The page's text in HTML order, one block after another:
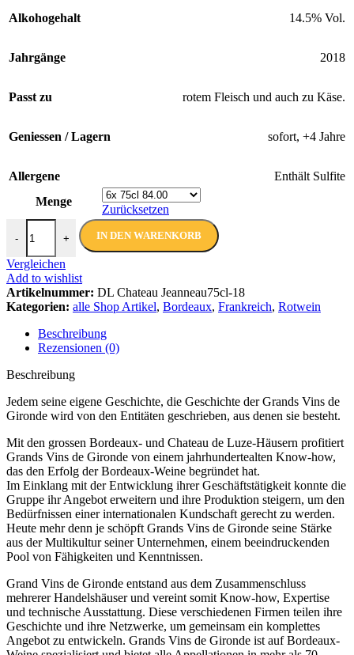
Alkohogehalt 14.5% Vol.
Jahrgänge 2018
Passt zu rotem Fleisch und auch zu Käse.
Geniessen / Lagern sofort, +4 Jahre
Allergene
Enthält Sulfite
Menge
Zurücksetzen
-
Château Jeanneau Rot ABC 2018 | De Luze | 75 cl Menge
+ IN DEN WARENKORB
Vergleichen
Add to wishlist
Artikelnummer: DL Chateau Jeanneau75cl-18
Kategorien: alle Shop Artikel, Bordeaux, Frankreich, Rotwein
Beschreibung
Rezensionen (0)
Beschreibung
Jedem seine eigene Geschichte, die Geschichte der Grands Vins de
Gironde wird von den Entitäten geschrieben, aus denen sie besteht.
Mit den grossen Bordeaux- und Chateau de Luze-Häusern profitiert
Grands Vins de Gironde von einem jahrhundertealten Know-how,
das den Erfolg der Bordeaux-Weine begründet hat.
Im Einklang mit der Entwicklung ihrer Geschäftstätigkeit konnte die
Gruppe ihr Angebot erweitern und ihre Produktion steigern, um den
Bedürfnissen einer internationalen Kundschaft gerecht zu werden.
Heute mehr denn je schöpft Grands Vins de Gironde seine Stärke
aus der Multikultur seiner Unternehmen, einem beeindruckenden
Pool von Fähigkeiten und Kenntnissen.
Grand Vins de Gironde entstand aus dem Zusammenschluss
mehrerer Handelshäuser und vereint somit Know-how, Expertise
und technische Ausstattung. Diese verschiedenen Firmen teilen ihre
Geschichte und ihre Netzwerke, um gemeinsam ein komplettes
Angebot zu entwickeln. Grands Vins de Gironde ist auf Bordeaux-